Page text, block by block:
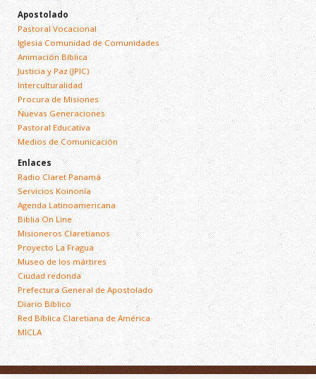
Apostolado
Pastoral Vocacional
Iglesia Comunidad de Comunidades
Animación Bíblica
Justicia y Paz (JPIC)
Interculturalidad
Procura de Misiones
Nuevas Generaciones
Pastoral Educativa
Medios de Comunicación
Enlaces
Radio Claret Panamá
Servicios Koinonía
Agenda Latinoamericana
Biblia On Line
Misioneros Claretianos
Proyecto La Fragua
Museo de los mártires
Ciudad redonda
Prefectura General de Apostolado
Diario Bíblico
Red Bíblica Claretiana de América
MICLA